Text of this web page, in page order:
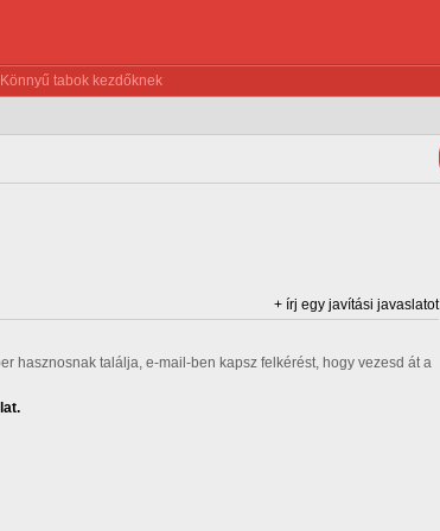
Könnyű tabok kezdőknek
+ írj egy javítási javaslatot
hasznosnak találja, e-mail-ben kapsz felkérést, hogy vezesd át a